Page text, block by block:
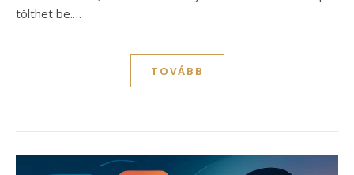
tölthet be.…
TOVÁBB